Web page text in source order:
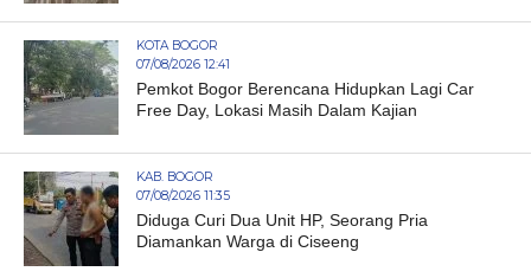
KOTA BOGOR
07/08/2026 12:41
Pemkot Bogor Berencana Hidupkan Lagi Car
Free Day, Lokasi Masih Dalam Kajian
KAB. BOGOR
07/08/2026 11:35
Diduga Curi Dua Unit HP, Seorang Pria
Diamankan Warga di Ciseeng